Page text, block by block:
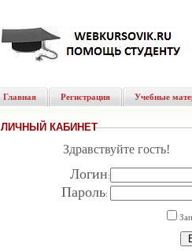
Главная Регистрация Учебные
ЛИЧНЫЙ КАБИНЕТ
Здравствуйте гость!
Логин:
Пароль: